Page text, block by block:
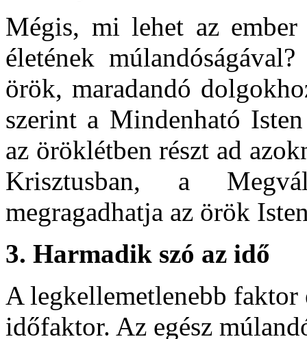
Mégis, mi lehet az ember
életének
örök, maradandó
szerint a Mindenható
az öröklétben részt ad
Krisztusban, a
megragadhatja az örök
3. Harmadik szó az idő
A legkellemetlenebb faktor
időfaktor. Az egész